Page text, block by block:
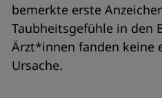
bemerkte erste
Taubheitsgefühle in den
Ärzt*innen fanden keine
Ursache.